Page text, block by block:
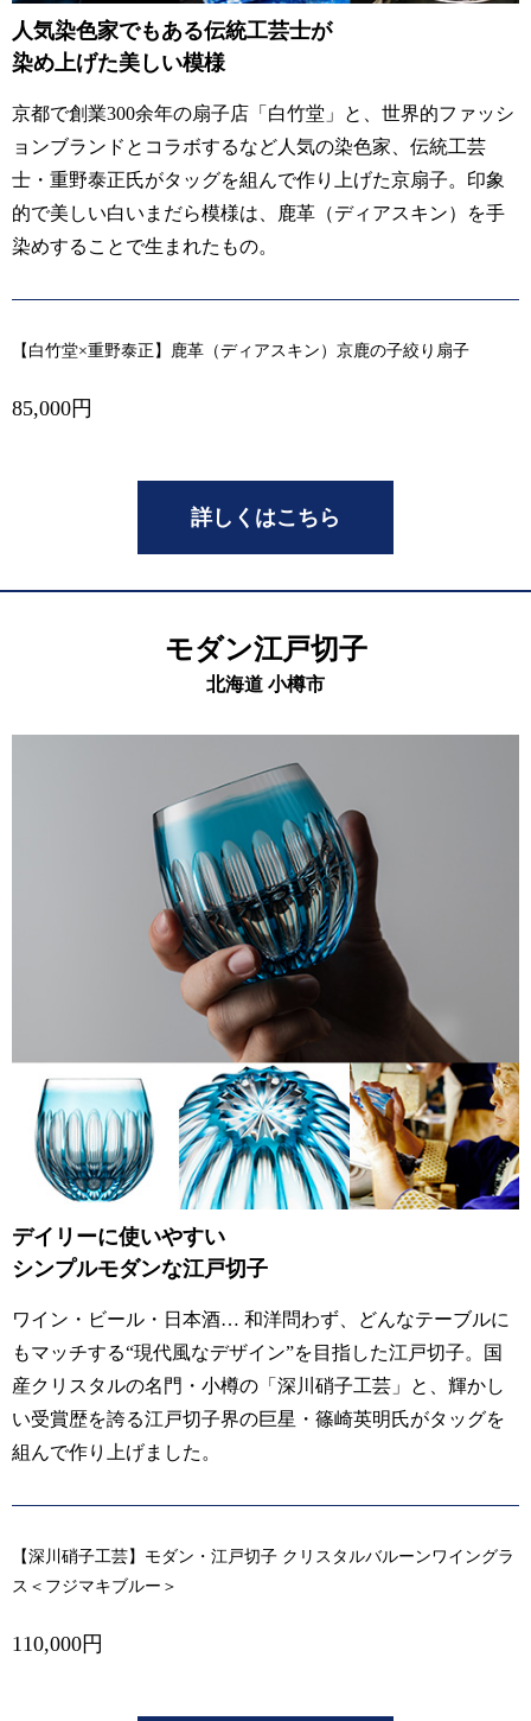
人気染色家でもある伝統工芸士が
染め上げた美しい模様
京都で創業300余年の扇子店「白竹堂」と、世界的ファッシ
ョンブランドとコラボするなど人気の染色家、伝統工芸
士・重野泰正氏がタッグを組んで作り上げた京扇子。印象
的で美しい白いまだら模様は、鹿革（ディアスキン）を手
染めすることで生まれたもの。
【白竹堂×重野泰正】鹿革（ディアスキン）京鹿の子絞り扇子
85,000円
詳しくはこちら
モダン江戸切子
北海道 小樽市
デイリーに使いやすい
シンプルモダンな江戸切子
ワイン・ビール・日本酒… 和洋問わず、どんなテーブルに
もマッチする“現代風なデザイン”を目指した江戸切子。国
産クリスタルの名門・小樽の「深川硝子工芸」と、輝かし
い受賞歴を誇る江戸切子界の巨星・篠崎英明氏がタッグを
組んで作り上げました。
【深川硝子工芸】モダン・江戸切子 クリスタルバルーンワイングラ
ス＜フジマキブルー＞
110,000円